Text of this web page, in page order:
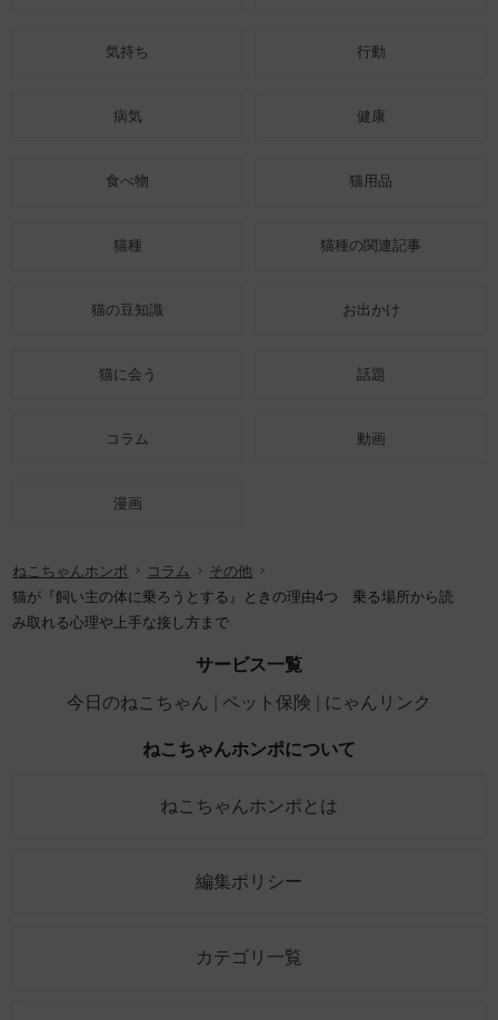
気持ち 行動
病気 健康
食べ物 猫用品
猫種 猫種の関連記事
猫の豆知識 お出かけ
猫に会う 話題
コラム 動画
漫画
ねこちゃんホンポ コラム
その他
猫が『飼い主の体に乗ろうとする』ときの理由4つ 乗る場所から読
み取れる心理や上手な接し方まで
サービス一覧
今日のねこちゃん
ペット保険 にゃんリンク
ねこちゃんホンポについて
ねこちゃんホンポとは
編集ポリシー
カテゴリ一覧